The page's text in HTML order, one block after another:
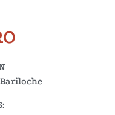
: